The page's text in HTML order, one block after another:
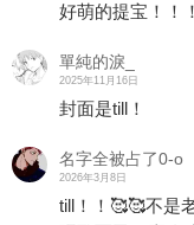
好萌的提宝！！！
單純的淚_
2025年11月16日
封面是till！
名字全被占了0-o
2026年3月8日
till！！🥰🥰不是